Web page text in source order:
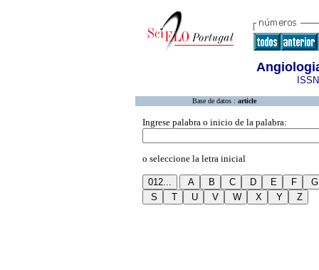
Base de datos : article
Ingrese palabra o inicio de la palabra:
o seleccione la letra inicial